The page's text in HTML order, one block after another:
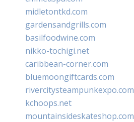
midletontkd.com
gardensandgrills.com
basilfoodwine.com
nikko-tochigi.net
caribbean-corner.com
bluemoongiftcards.com
rivercitysteampunkexpo.com
kchoops.net
mountainsideskateshop.com